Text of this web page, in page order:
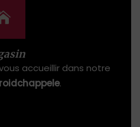
accueillir dans notre
.